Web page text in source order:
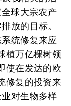
球大宗农产
放的目标。
统修复来应
植万亿棵树领
使在发达的欧
修复的投资来
对生物多样